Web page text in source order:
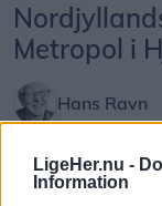
LigeHer.nu -
Information
Den
publikum med
tid, hvor både
strikkede side
Besøgende
fra podcasten
Metropol i
Hans Ravn
07. august 2026 kl.